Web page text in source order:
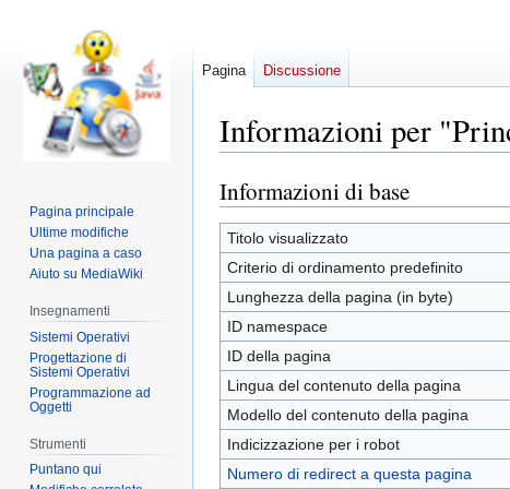
Informazioni per
Vai
alla
navigazione
Vai
alla
ricerca
Informazioni di base
Titolo visualizzato
Criterio di ordinamento predefinito
Lunghezza della pagina (in byte)
ID namespace
ID della pagina
Lingua del contenuto della pagina
Modello del contenuto della pagina
Indicizzazione per i robot
Numero di redirect a questa pagina
Pagina Discussione
Pagina principale
Ultime modifiche
Una pagina a caso
Aiuto su MediaWiki
Insegnamenti
Sistemi Operativi
Progettazione di
Sistemi Operativi
Programmazione ad
Oggetti
Strumenti
Puntano qui